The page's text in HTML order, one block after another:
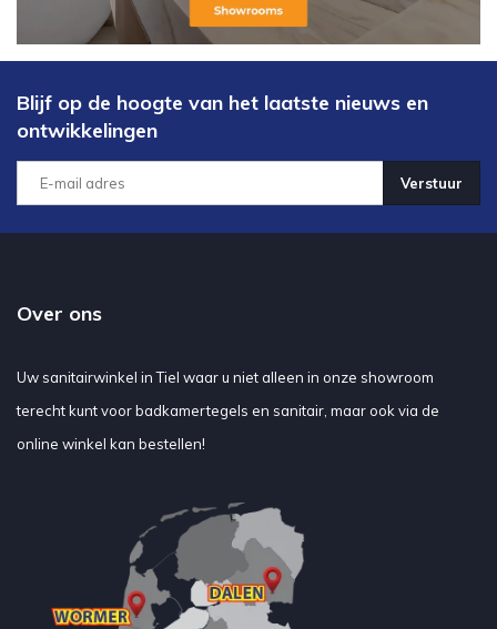
Blijf op de hoogte van het laatste nieuws en
ontwikkelingen
Verstuur
Over ons
Uw sanitairwinkel in Tiel waar u niet alleen in onze showroom
terecht kunt voor badkamertegels en sanitair, maar ook via de
online winkel kan bestellen!